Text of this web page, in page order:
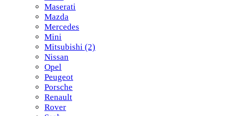
Maserati
Mazda
Mercedes
Mini
Mitsubishi (2)
Nissan
Opel
Peugeot
Porsche
Renault
Rover